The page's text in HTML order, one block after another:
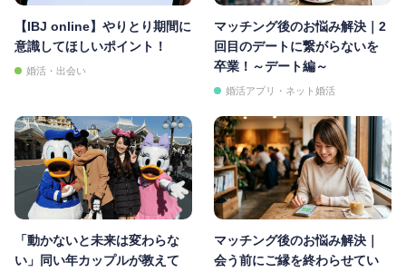
【IBJ online】やりとり期間に
意識してほしいポイント！
婚活・出会い
マッチング後のお悩み解決｜2
回目のデートに繋がらないを
卒業！～デート編～
婚活アプリ・ネット婚活
「動かないと未来は変わらな
い」同い年カップルが教えて
マッチング後のお悩み解決｜
会う前にご縁を終わらせてい